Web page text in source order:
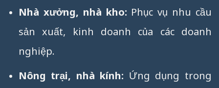
Nhà xưởng, nhà kho: Phục vụ nhu cầu
sản xuất, kinh doanh của các doanh
nghiệp.
Nông trại, nhà kính: Ứng dụng trong